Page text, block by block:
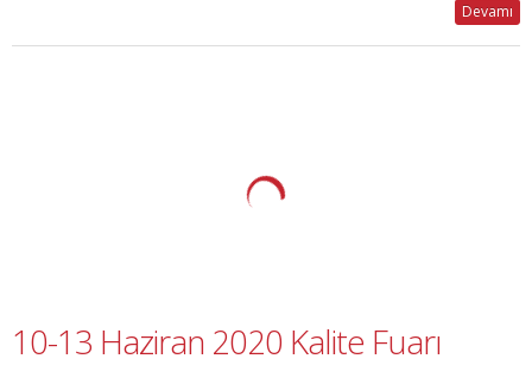
Devamı
10-13 Haziran 2020 Kalite Fuarı